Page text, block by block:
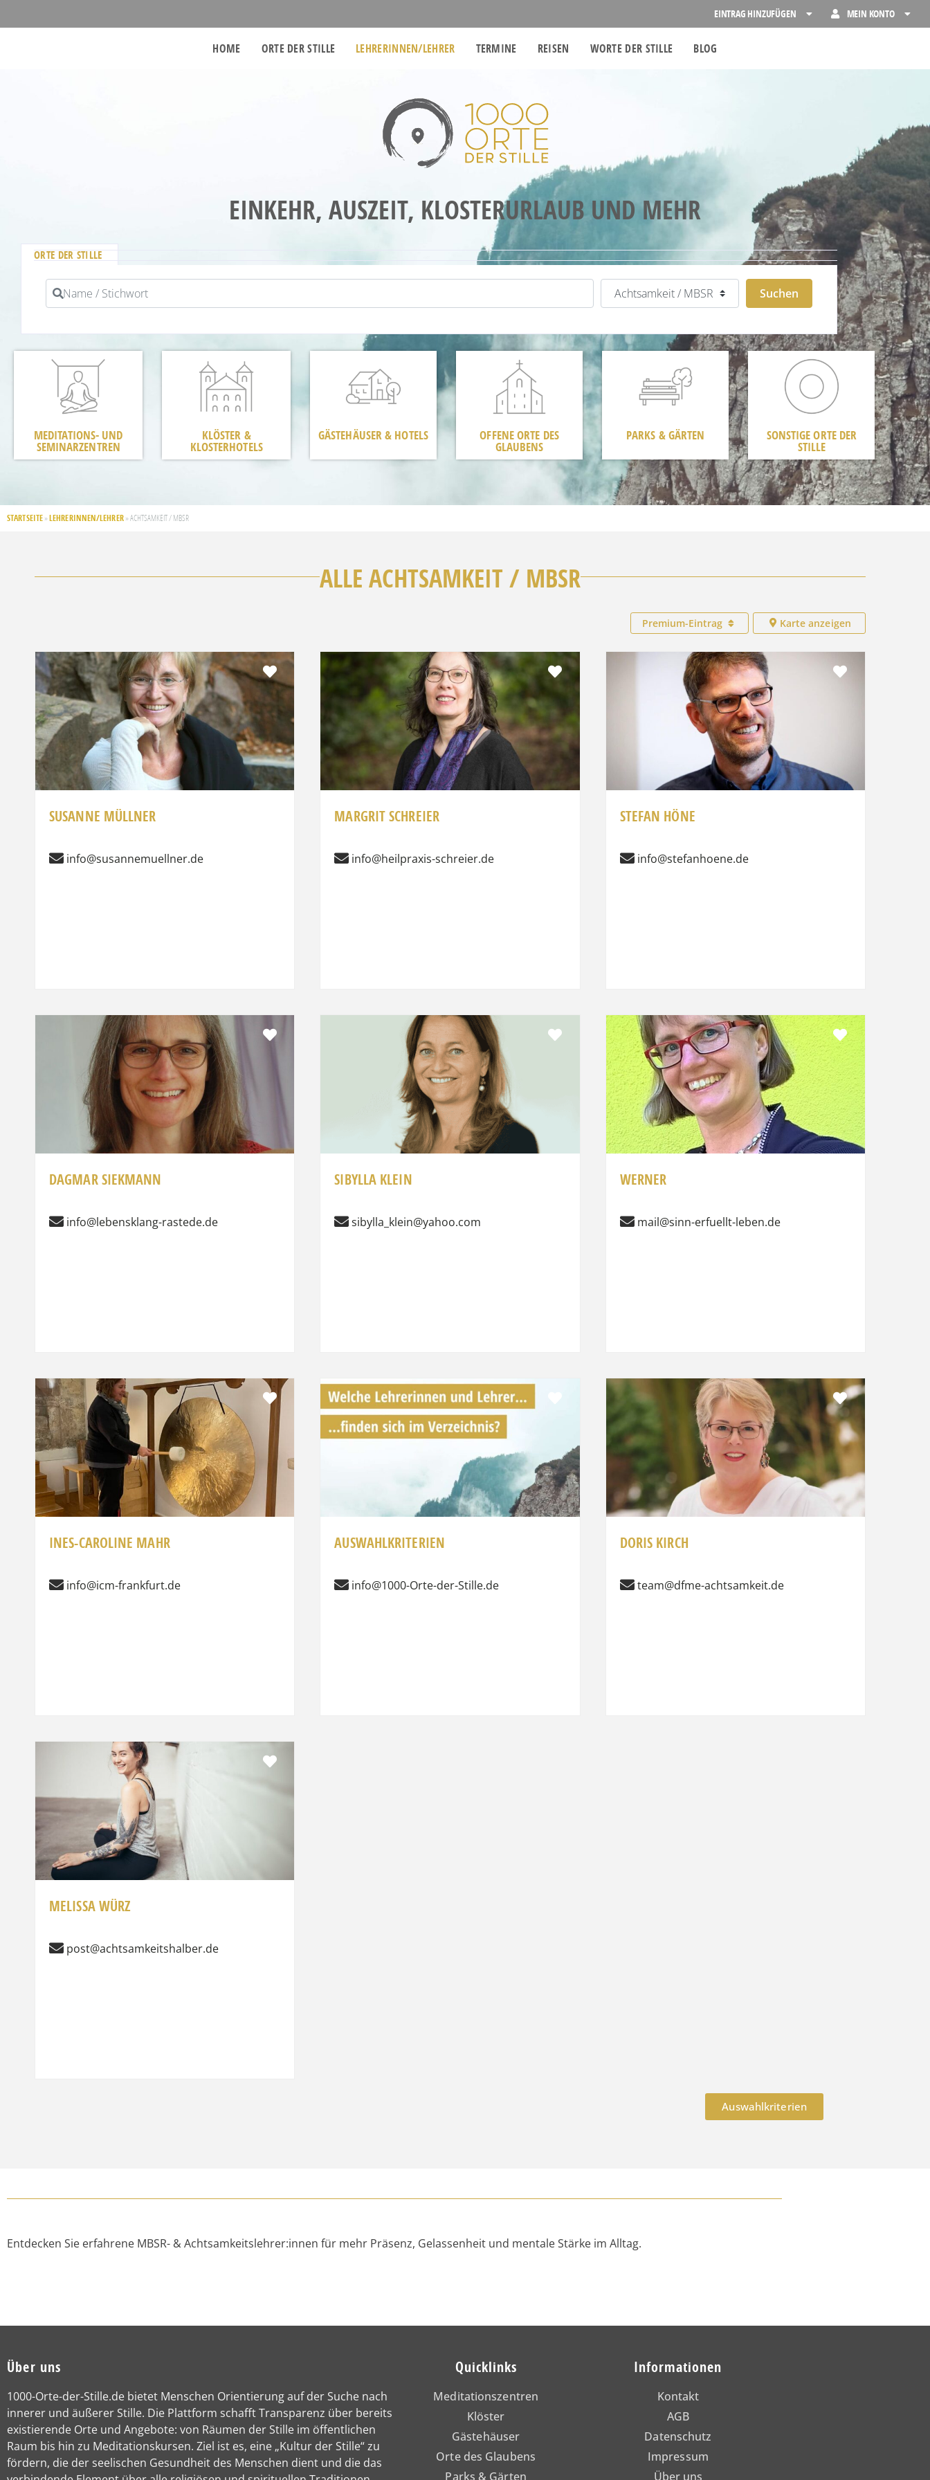
EINTRAG HINZUFÜGEN MEIN KONTO
HOME ORTE DER STILLE LEHRERINNEN/LEHRER TERMINE REISEN WORTE DER STILLE BLOG
EINKEHR, AUSZEIT, KLOSTERURLAUB UND MEHR
ORTE DER STILLE
Name / Stichwort Kategorie
SuchenSuchen
MEDITATIONS- UND
SEMINARZENTREN
KLÖSTER &
KLOSTERHOTELS
GÄSTEHÄUSER & HOTELS OFFENE ORTE DES
GLAUBENS
PARKS & GÄRTEN SONSTIGE ORTE DER
STILLE
STARTSEITE » LEHRERINNEN/LEHRER» ACHTSAMKEIT / MBSR
ALLE ACHTSAMKEIT / MBSR
Premium-Eintrag Karte anzeigen
Favorit
SUSANNE MÜLLNER
info@susannemuellner.de
Favorit
MARGRIT SCHREIER
info@heilpraxis-schreier.de
STEFAN HÖNE
info@stefanhoene.de
DAGMAR SIEKMANN
info@lebensklang-rastede.de
SIBYLLA KLEIN
sibylla_klein@yahoo.com
Favorit
WERNER
mail@sinn-erfuellt-leben.de
Favorit
INES-CAROLINE MAHR
info@icm-frankfurt.de
AUSWAHLKRITERIEN
info@1000-Orte-der-Stille.de
Favorit
DORIS KIRCH
team@dfme-achtsamkeit.de
MELISSA WÜRZ
post@achtsamkeitshalber.de
Auswahlkriterien
Entdecken Sie erfahrene MBSR- & Achtsamkeitslehrer:innen für mehr Präsenz, Gelassenheit und mentale Stärke im Alltag.
Über uns
1000-Orte-der-Stille.de bietet Menschen Orientierung auf der Suche nach
innerer und äußerer Stille. Die Plattform schafft Transparenz über bereits
existierende Orte und Angebote: von Räumen der Stille im öffentlichen
Raum bis hin zu Meditationskursen. Ziel ist es, eine „Kultur der Stille“ zu
fördern, die der seelischen Gesundheit des Menschen dient und die das
Quicklinks
Meditationszentren
Klöster
Gästehäuser
Orte des Glaubens
Parks & Gärten
Informationen
Kontakt
AGB
Datenschutz
Impressum
Über uns